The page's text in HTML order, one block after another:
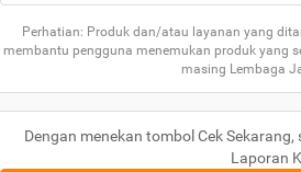
Perhatian: Produk dan/atau layanan yang
membantu pengguna menemukan produk yang
masing Lembaga
Dengan menekan tombol Cek
Laporan